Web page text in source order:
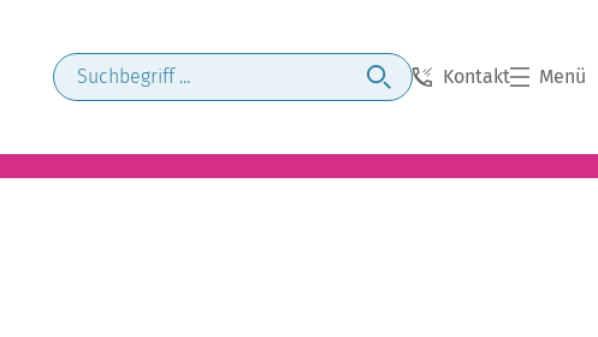
Kontakt Menü